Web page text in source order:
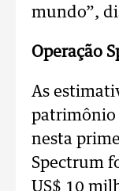
mundo”,
Operação
As
patrimônio
nesta
Spectrum
US$ 10